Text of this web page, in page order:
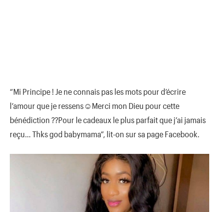
“Mi Principe ! Je ne connais pas les mots pour d’écrire
l’amour que je ressens☺️Merci mon Dieu pour cette
bénédiction ??Pour le cadeaux le plus parfait que j’ai jamais
reçu… Thks god babymama”, lit-on sur sa page Facebook.